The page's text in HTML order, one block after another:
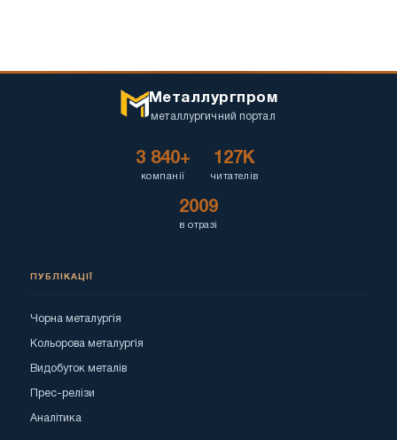
Металлургпром
металлургичний портал
3 840+
компанії
127K
читателів
2009
в отразі
ПУБЛІКАЦІЇ
Чорна металургія
Кольорова металургія
Видобуток металів
Прес-релізи
Аналітика